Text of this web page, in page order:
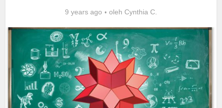
9 years ago oleh Cynthia C.